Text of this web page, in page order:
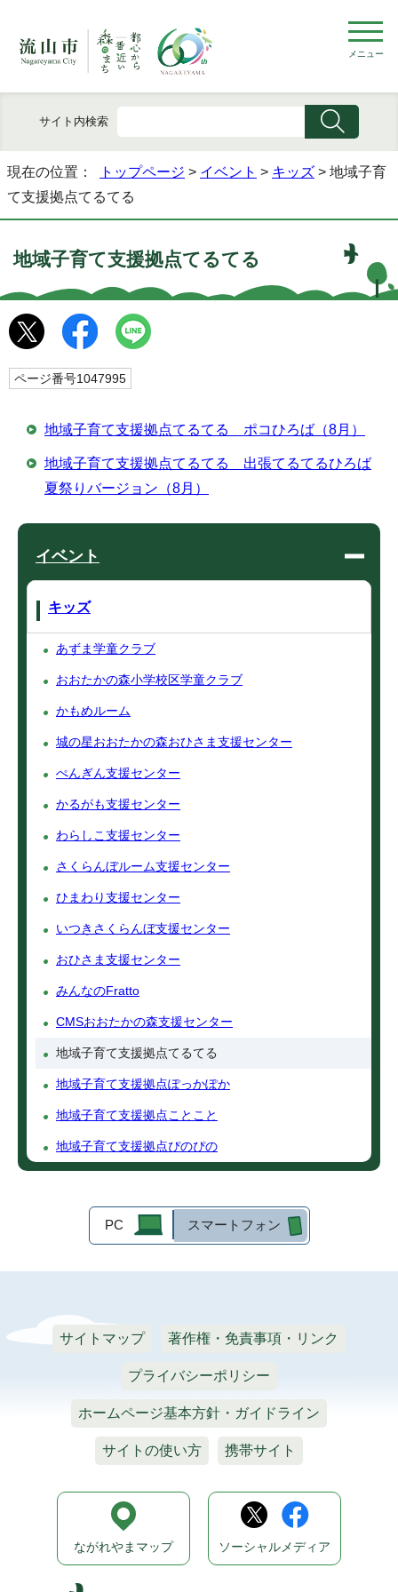
メニュー
サイト内検索
現在の位置： トップページ > イベント > キッズ > 地域子育
て支援拠点てるてる
地域子育て支援拠点てるてる
ページ番号1047995
地域子育て支援拠点てるてる ポコひろば（8月）
地域子育て支援拠点てるてる 出張てるてるひろば
夏祭りバージョン（8月）
イベント
キッズ
あずま学童クラブ
おおたかの森小学校区学童クラブ
かもめルーム
城の星おおたかの森おひさま支援センター
ぺんぎん支援センター
かるがも支援センター
わらしこ支援センター
さくらんぼルーム支援センター
ひまわり支援センター
いつきさくらんぼ支援センター
おひさま支援センター
みんなのFratto
CMSおおたかの森支援センター
地域子育て支援拠点てるてる
地域子育て支援拠点ぽっかぽか
地域子育て支援拠点ことこと
地域子育て支援拠点ぴのぴの
PC スマートフォン
サイトマップ 著作権・免責事項・リンク
プライバシーポリシー
ホームページ基本方針・ガイドライン
サイトの使い方 携帯サイト
ながれやまマップ ソーシャルメディア